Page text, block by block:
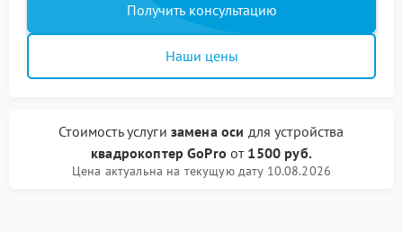
Получить консультацию
Наши цены
Стоимость услуги замена оси для устройства
квадрокоптер GoPro от 1500 руб.
Цена актуальна на текущую дату 10.08.2026